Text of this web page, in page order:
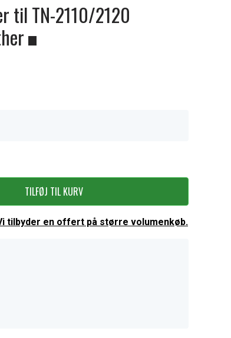
til TN-2110/2120
TILFØJ TIL KURV
tilbyder en offert på større volumenkøb.